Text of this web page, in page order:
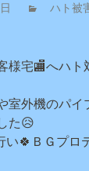
ハト被
様宅🏬へハト
室外機のパイ
た😥
い🍀ＢＧプロ